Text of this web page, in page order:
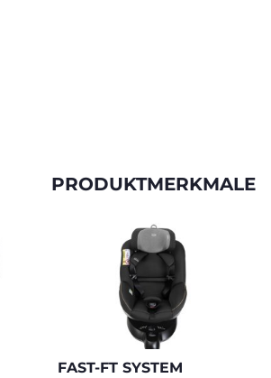
PRODUKTMERKMALE
FAST-FT SYSTEM